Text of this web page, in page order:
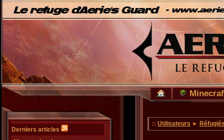
Derniers articles
:: Utilisateurs ►